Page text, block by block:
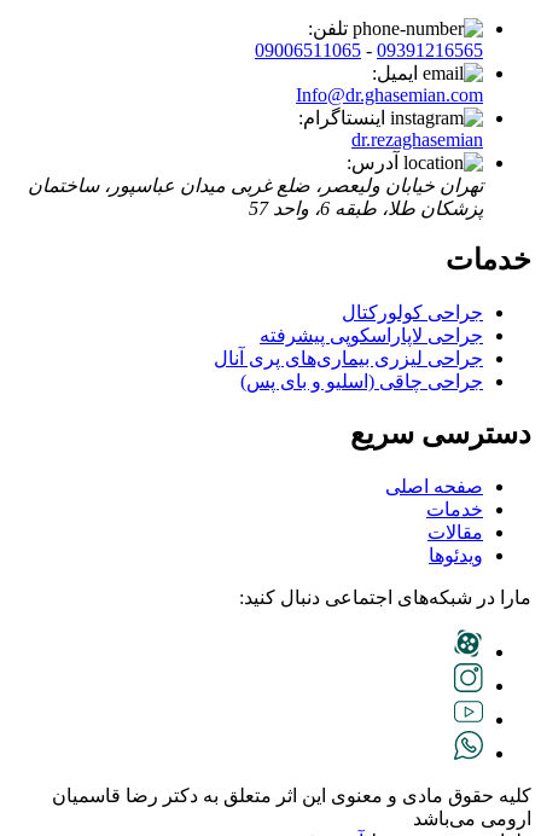
تلفن:
09391216565
-
09006511065
ایمیل:
Info@dr.ghasemian.com
اینستاگرام:
dr.rezaghasemian
آدرس:
تهران خیابان ولیعصر، ضلع غربی میدان عباسپور، ساختمان
پزشکان طلا، طبقه 6، واحد 57
خدمات
جراحی کولورکتال
جراحی لاپاراسکوپی پیشرفته
جراحی لیزری بیماری‌های پری آنال
جراحی چاقی (اسلیو و بای پس)
دسترسی سریع
صفحه اصلی
خدمات
مقالات
ویدئوها
مارا در شبکه‌های اجتماعی دنبال کنید:
کلیه حقوق مادی و معنوی این اثر متعلق به دکتر رضا قاسمیان
ارومی می‌باشد